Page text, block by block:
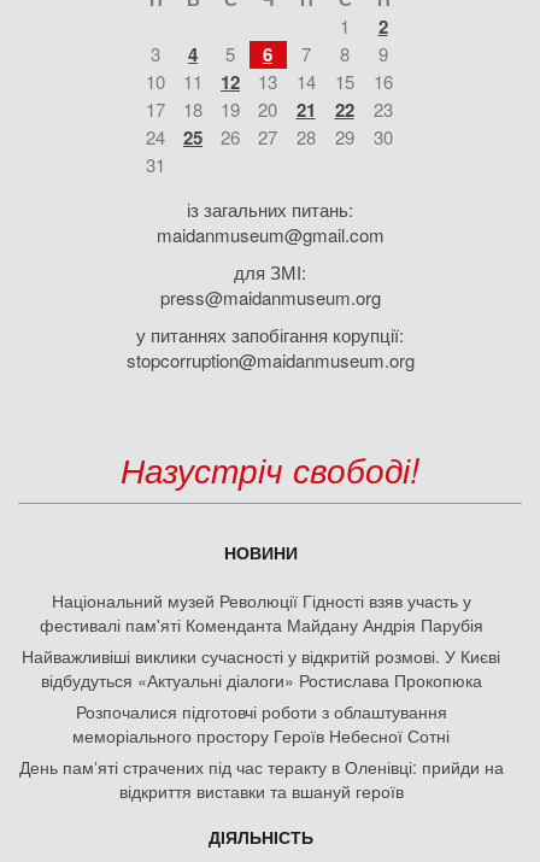
1 2
3 4 5 6 7 8
9
10
11 12 13 14 15
16
17
18 19 20 21 22
23
24
25 26 27 28 29
30
31
із загальних питань:
maidanmuseum@gmail.com
для ЗМІ:
press@maidanmuseum.org
у питаннях запобігання корупції:
stopcorruption@maidanmuseum.org
Назустріч свободі!
НОВИНИ
Національний музей Революції Гідності взяв участь у
фестивалі пам'яті Коменданта Майдану Андрія Парубія
Найважливіші виклики сучасності у відкритій розмові. У Києві
відбудуться «Актуальні діалоги» Ростислава Прокопюка
Розпочалися підготовчі роботи з облаштування
меморіального простору Героїв Небесної Сотні
День памʼяті страчених під час теракту в Оленівці: прийди на
відкриття виставки та вшануй героїв
ДІЯЛЬНІСТЬ